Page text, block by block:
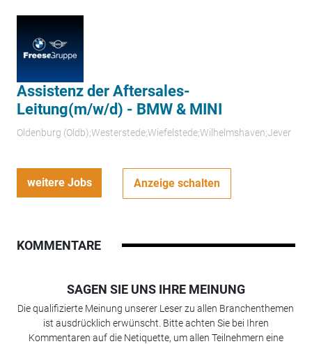
Assistenz der Aftersales-
Leitung(m/w/d) - BMW & MINI
Oldenburg (Oldb);Westerstede;Wiefelstede;Wilhelmshaven;Jever
weitere Jobs Anzeige schalten
KOMMENTARE
SAGEN SIE UNS IHRE MEINUNG
Die qualifizierte Meinung unserer Leser zu allen Branchenthemen
ist ausdrücklich erwünscht. Bitte achten Sie bei Ihren
Kommentaren auf die Netiquette, um allen Teilnehmern eine